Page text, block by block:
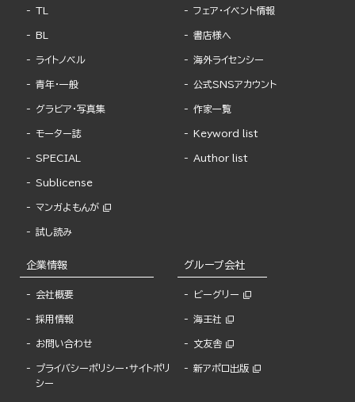
TL
BL
ライトノベル
青年・一般
グラビア・写真集
モーター誌
SPECIAL
Sublicense
マンガよもんが
試し読み
フェア・イベント情報
書店様へ
海外ライセンシー
公式SNSアカウント
作家一覧
Keyword list
Author list
企業情報
会社概要
採用情報
お問い合わせ
プライバシーポリシー・サイトポリ
シー
グループ会社
ビーグリー
海王社
文友舎
新アポロ出版